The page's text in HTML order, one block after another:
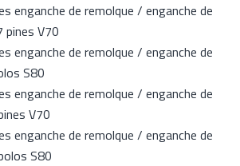
enganche de remolque / enganche de
pines V70
enganche de remolque / enganche de
S80
enganche de remolque / enganche de
V70
enganche de remolque / enganche de
S80